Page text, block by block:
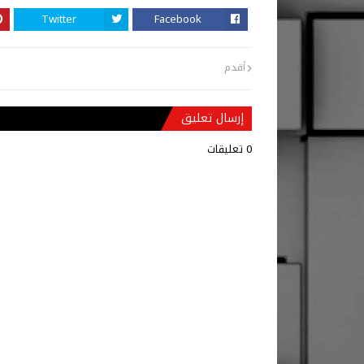
Facebook
Twitter
أقدم
إرسال تعليق
0 تعليقات